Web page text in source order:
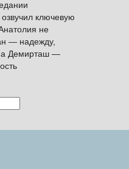
ключевую
не
— надежду,
а Демирташ —